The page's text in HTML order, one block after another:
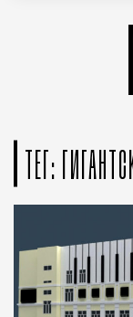
ТЕГ: